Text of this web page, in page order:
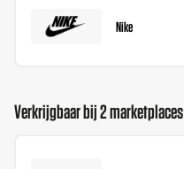
Nike
Verkrijgbaar bij 2 marketplaces